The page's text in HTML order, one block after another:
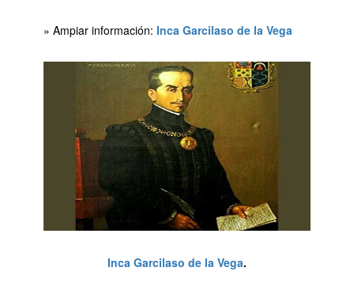
» Ampiar información: Inca Garcilaso de la Vega
Inca Garcilaso de la Vega.